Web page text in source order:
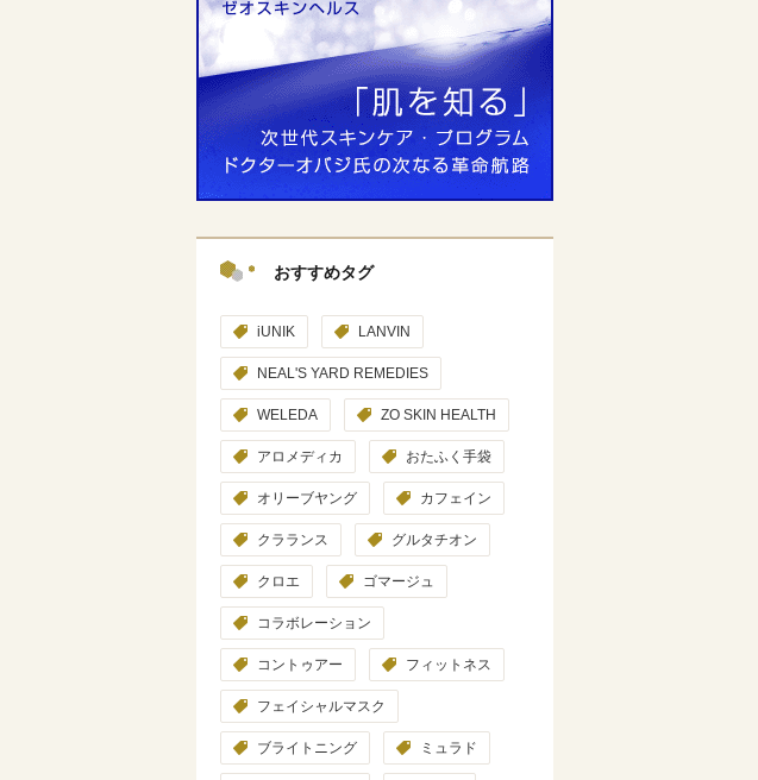
おすすめタグ
iUNIK LANVIN
NEAL'S YARD REMEDIES
WELEDA ZO SKIN HEALTH
アロメディカ おたふく手袋
オリーブヤング カフェイン
クラランス グルタチオン
クロエ ゴマージュ
コラボレーション
コントゥアー フィットネス
フェイシャルマスク
ブライトニング ミュラド